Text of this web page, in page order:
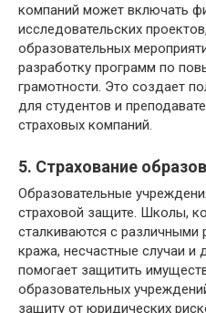
компаний может включать
исследовательских
образовательных
разработку программ по
грамотности. Это создает
для студентов и
страховых компаний.
5. Страхование
Образовательные
страховой защите. Школы,
сталкиваются с различными
кража, несчастные случаи и
помогает защитить
образовательных
защиту от юридических